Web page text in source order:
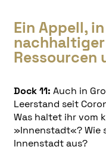
Ein Appell,
Ressourcen
Dock 11: Auch in
Leerstand seit
Was haltet ihr vom
»Innenstadt«? Wie
Innenstadt aus?